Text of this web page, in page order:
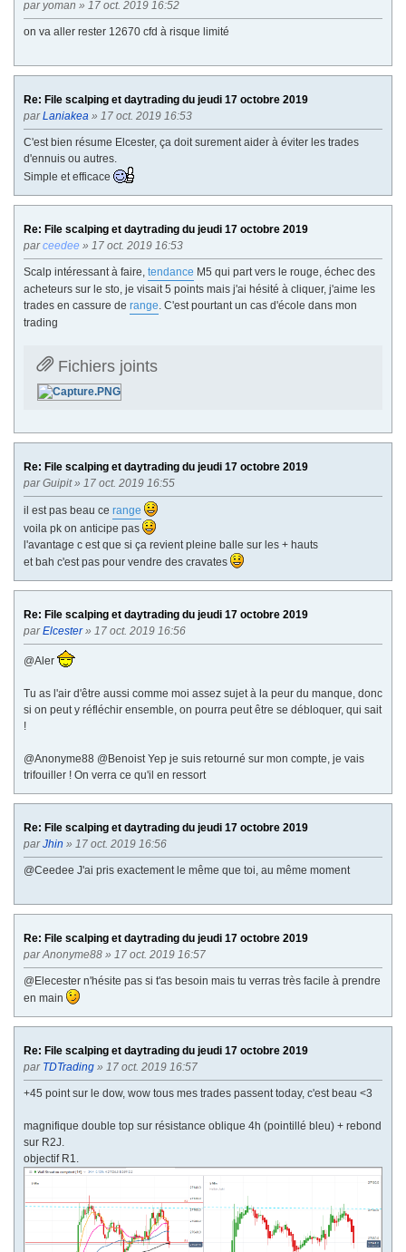
paryoman » 17 oct. 2019 16:52
on va aller rester 12670 cfd à risque limité
Re: File scalping et daytrading du jeudi 17 octobre 2019
parLaniakea » 17 oct. 2019 16:53
C'est bien résume Elcester, ça doit surement aider à éviter les trades
d'ennuis ou autres.
Simple et efficace
Re: File scalping et daytrading du jeudi 17 octobre 2019
parceedee » 17 oct. 2019 16:53
Scalp intéressant à faire, tendance M5 qui part vers le rouge, échec des
acheteurs sur le sto, je visait 5 points mais j'ai hésité à cliquer, j'aime les
trades en cassure de range. C'est pourtant un cas d'école dans mon
trading
Fichiers joints
Re: File scalping et daytrading du jeudi 17 octobre 2019
parGuipit» 17 oct. 2019 16:55
il est pas beau ce range
voila pk on anticipe pas
l'avantage c est que si ça revient pleine balle sur les + hauts
et bah c'est pas pour vendre des cravates
Re: File scalping et daytrading du jeudi 17 octobre 2019
parElcester» 17 oct. 2019 16:56
@Aler
Tu as l'air d'être aussi comme moi assez sujet à la peur du manque, donc
si on peut y réfléchir ensemble, on pourra peut être se débloquer, qui sait
!
@Anonyme88 @Benoist Yep je suis retourné sur mon compte, je vais
trifouiller ! On verra ce qu'il en ressort
Re: File scalping et daytrading du jeudi 17 octobre 2019
parJhin » 17 oct. 2019 16:56
@Ceedee J'ai pris exactement le même que toi, au même moment
Re: File scalping et daytrading du jeudi 17 octobre 2019
parAnonyme88 » 17 oct. 2019 16:57
@Elecester n'hésite pas si t'as besoin mais tu verras très facile à prendre
en main
Re: File scalping et daytrading du jeudi 17 octobre 2019
par TDTrading » 17 oct. 2019 16:57
+45 point sur le dow, wow tous mes trades passent today, c'est beau <3
magnifique double top sur résistance oblique 4h (pointillé bleu) + rebond
sur R2J.
objectif R1.